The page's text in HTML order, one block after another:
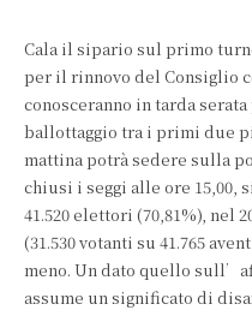
Cala il sipario sul primo
per il rinnovo del Consiglio
conosceranno in tarda
ballottaggio tra i primi due
mattina potrà sedere sulla
chiusi i seggi alle ore 15,00,
41.520 elettori (70,81%), nel
(31.530 votanti su 41.765
meno. Un dato quello
assume un significato di